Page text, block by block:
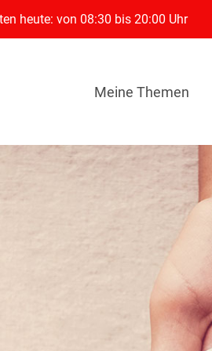
heute: von 08:30 bis 20:00 Uhr
Meine Themen